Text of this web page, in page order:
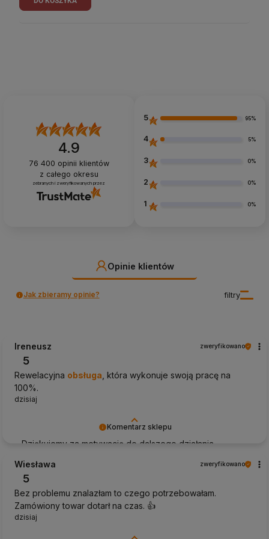
4.9
76 400 opinii klientów
z całego okresu
zebranych i zweryfikowanych przez
5 95%
4 5%
3 0%
2 0%
1 0%
Opinie klientów
filtry
Jak zbieramy opinie?
Komentarz sklepu
Dziękujemy za motywację do dalszego działania.
Ireneusz zweryfikowano
5
Rewelacyjna obsługa , która wykonuje swoją pracę na
100%.
dzisiaj
Wiesława zweryfikowano
5
Bez problemu znalazłam to czego potrzebowałam.
Zamówiony towar dotarł na czas. 👍️
dzisiaj